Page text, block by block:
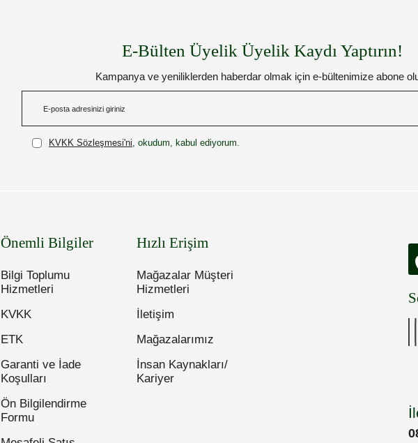
E-Bülten Üyelik Üyelik Kaydı Yaptırın!
Kampanya ve yeniliklerden haberdar olmak için e-bültenimize abone
KVKK Sözleşmesi'ni , okudum, kabul ediyorum.
Önemli Bilgiler
Bilgi Toplumu
Hizmetleri
KVKK
ETK
Garanti ve İade
Koşulları
Ön Bilgilendirme
Formu
Hızlı Erişim
Mağazalar Müşteri
Hizmetleri
İletişim
Mağazalarımız
İnsan Kaynakları/
Kariyer